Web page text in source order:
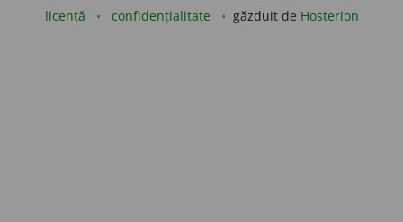
licență confidențialitate găzduit de Hosterion